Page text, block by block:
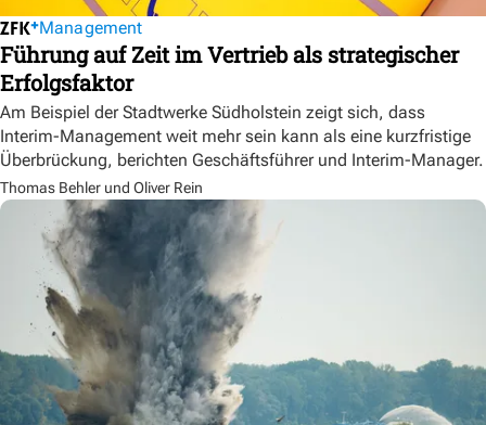
Management
Führung auf Zeit im Vertrieb als strategischer
Erfolgsfaktor
Am Beispiel der Stadtwerke Südholstein zeigt sich, dass
Interim-Management weit mehr sein kann als eine kurzfristige
Überbrückung, berichten Geschäftsführer und Interim-Manager.
Thomas Behler und Oliver Rein